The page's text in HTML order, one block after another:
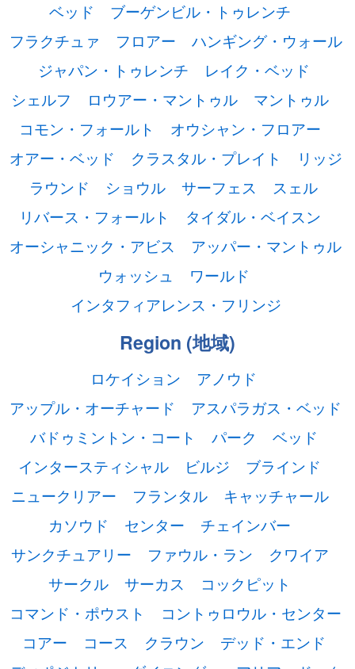
ベッド
ブーゲンビル・トゥレンチ
フラクチュァ
フロアー
ハンギング・ウォール
ジャパン・トゥレンチ
レイク・ベッド
シェルフ
ロウアー・マントゥル
マントゥル
コモン・フォールト
オウシャン・フロアー
オアー・ベッド
クラスタル・プレイト
リッジ
ラウンド
ショウル サーフェス
スェル
リバース・フォールト
タイダル・ベイスン
オーシャニック・アビス
アッパー・マントゥル
ウォッシュ
ワールド
インタフィアレンス・フリンジ
Region (地域)
ロケイション
アノウド
アップル・オーチャード
アスパラガス・ベッド
バドゥミントン・コート
パーク
ベッド
インタースティシャル
ビルジ
ブラインド
ニュークリアー
フランタル
キャッチャール
カソウド
センター
チェインバー
サンクチュアリー
ファウル・ラン
クワイア
サークル
サーカス
コックピット
コマンド・ポウスト
コントゥロウル・センター
コアー
コース クラウン
デッド・エンド